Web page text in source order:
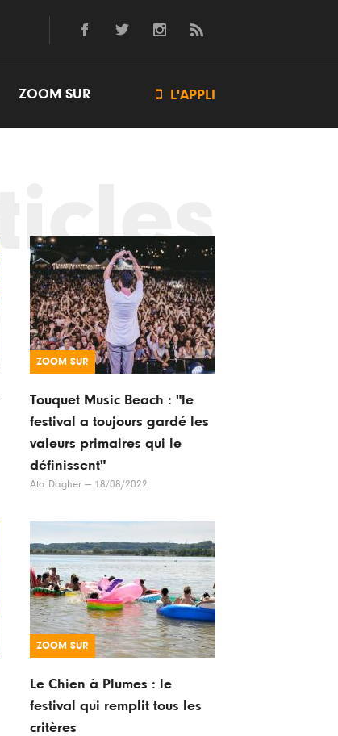
ZOOM SUR  L'APPLI
ZOOM SUR
Touquet Music Beach : "le
festival a toujours gardé les
valeurs primaires qui le
définissent"
Ata Dagher — 18/08/2022
ZOOM SUR
Le Chien à Plumes : le
festival qui remplit tous les
critères